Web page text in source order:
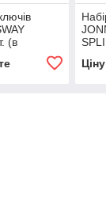
(в